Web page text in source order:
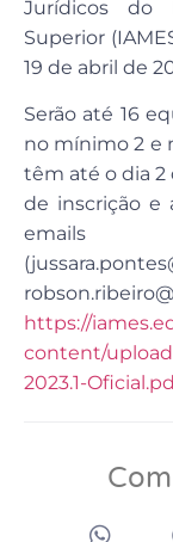
Jurídicos do
Superior
19 de abril de
Serão até 16
no mínimo 2 e
têm até o dia 2
de inscrição e
emails
https://
content/
2023.1-